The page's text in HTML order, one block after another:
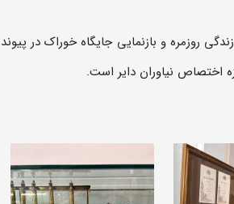
روزمره و بازنمایی جایگاه خوراک در پیوند